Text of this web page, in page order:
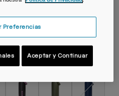
Preferencias
Aceptar y Continuar